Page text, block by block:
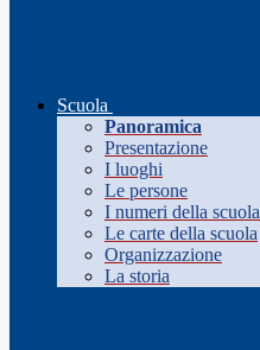
Scuola
Panoramica
Presentazione
I luoghi
Le persone
I numeri della scuola
Le carte della scuola
Organizzazione
La storia